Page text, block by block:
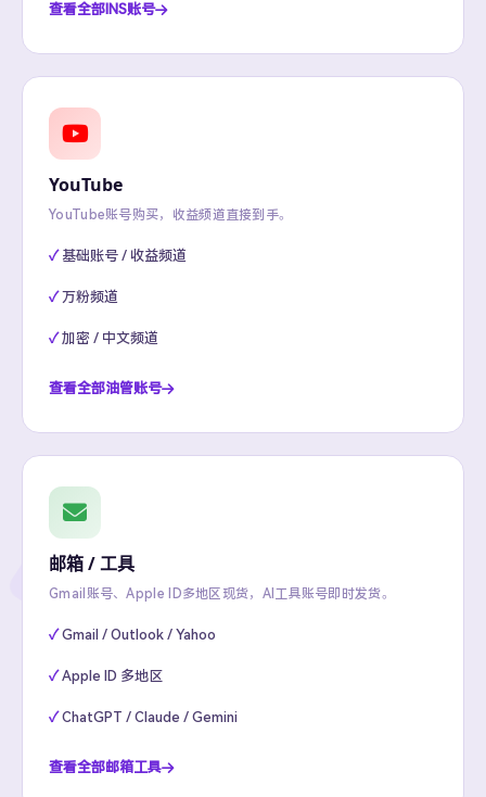
查看全部INS账号
YouTube
YouTube账号购买，收益频道直接到手。
基础账号 / 收益频道
万粉频道
加密 / 中文频道
查看全部油管账号
邮箱 / 工具
Gmail账号、Apple ID多地区现货，AI工具账号即时发货。
Gmail / Outlook / Yahoo
Apple ID 多地区
ChatGPT / Claude / Gemini
查看全部邮箱工具